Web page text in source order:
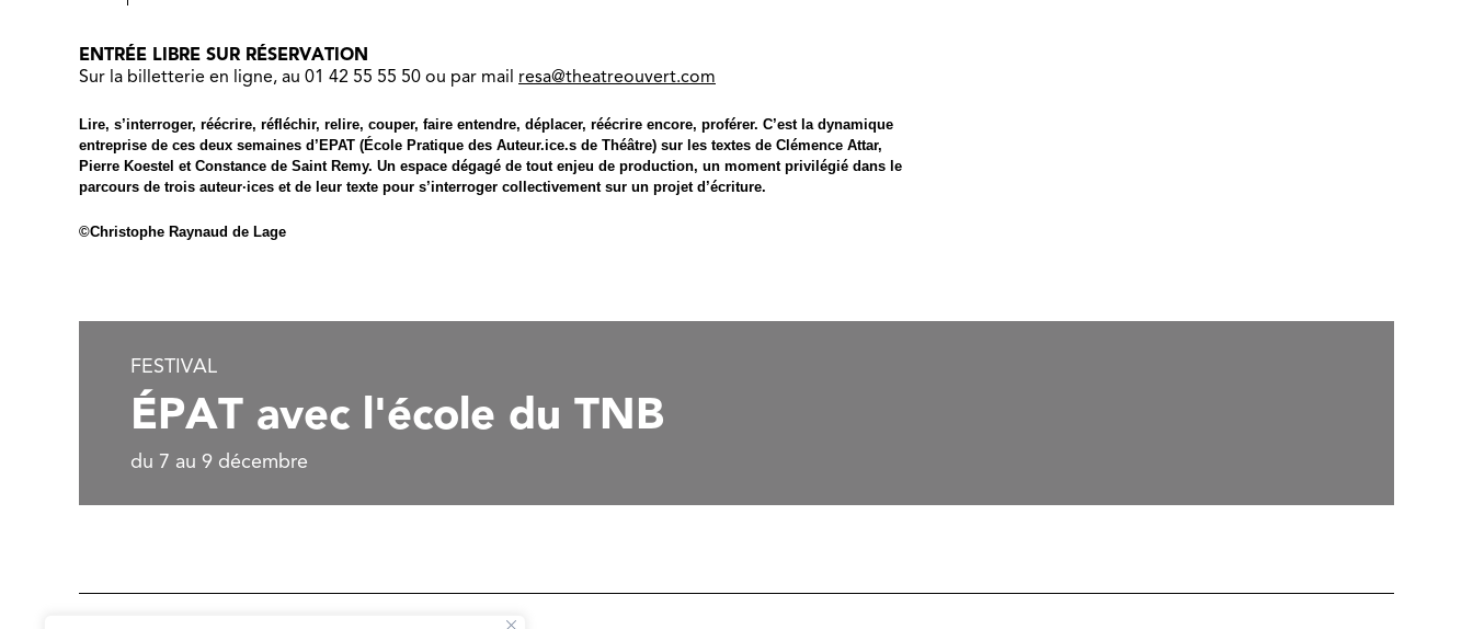
ENTRÉE LIBRE SUR RÉSERVATION
Sur la billetterie en ligne, au 01 42 55 55 50 ou par mail resa@theatreouvert.com
Lire, s’interroger, réécrire, réfléchir, relire, couper, faire entendre, déplacer, réécrire encore, proférer. C’est la dynamique
entreprise de ces deux semaines d’EPAT (École Pratique des Auteur.ice.s de Théâtre) sur les textes de Clémence Attar,
Pierre Koestel et Constance de Saint Remy. Un espace dégagé de tout enjeu de production, un moment privilégié dans le
parcours de trois auteur·ices et de leur texte pour s’interroger collectivement sur un projet d’écriture.
©Christophe Raynaud de Lage
FESTIVAL
ÉPAT avec l'école du TNB
du 7 au 9 décembre